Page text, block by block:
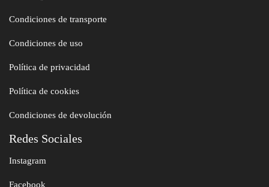
Condiciones de transporte
Condiciones de uso
Política de privacidad
Política de cookies
Condiciones de devolución
Redes Sociales
Instagram
Facebook